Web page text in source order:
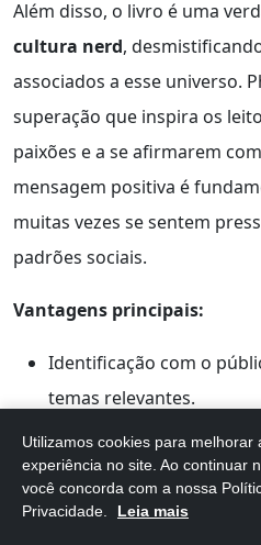
Além disso, o livro é uma
cultura nerd,
associados a esse universo.
superação que inspira os
paixões e a se afirmarem
mensagem positiva é
muitas vezes se sentem
padrões sociais.
Vantagens principais:
Identificação com o
temas relevantes.
Humor e
e divertida.
Inspiração e superação,
Utilizamos cookies para melhorar
experiência no site. Ao continuar
você concorda com a nossa
Privacidade.
Leia mais